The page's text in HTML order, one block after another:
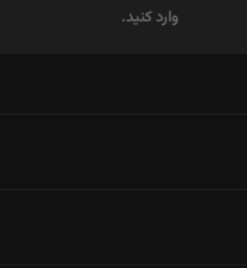
وارد کنید.